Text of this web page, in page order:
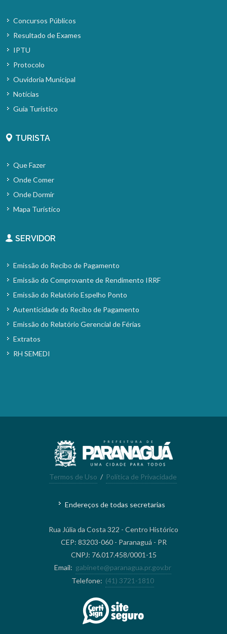
Concursos Públicos
Resultado de Exames
IPTU
Protocolo
Ouvidoria Municipal
Notícias
Guia Turístico
TURISTA
Que Fazer
Onde Comer
Onde Dormir
Mapa Turístico
SERVIDOR
Emissão do Recibo de Pagamento
Emissão do Comprovante de Rendimento IRRF
Emissão do Relatório Espelho Ponto
Autenticidade do Recibo de Pagamento
Emissão do Relatório Gerencial de Férias
Extratos
RH SEMEDI
Termos de Uso / Política de Privacidade
Endereços de todas secretarias
Rua Júlia da Costa 322 - Centro Histórico
CEP: 83203-060 - Paranaguá - PR
CNPJ: 76.017.458/0001-15
Email: gabinete@paranagua.pr.gov.br
Telefone: (41) 3721-1810